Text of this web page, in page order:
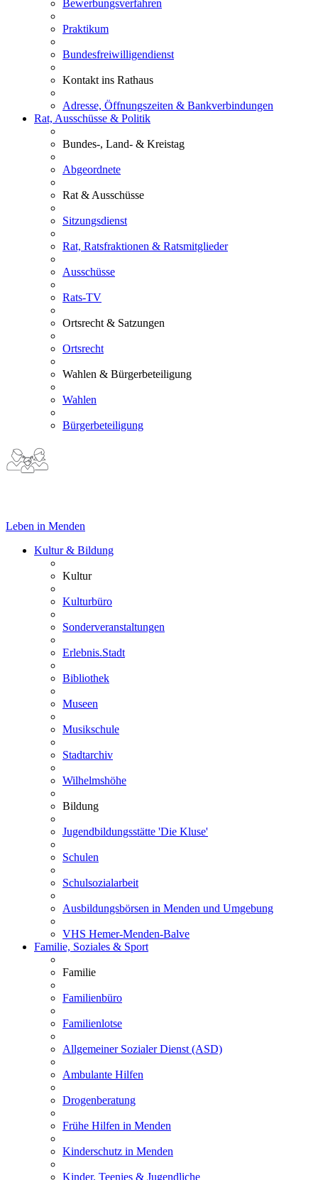
Bewerbungsverfahren
Praktikum
Bundesfreiwilligendienst
Kontakt ins Rathaus
Adresse, Öffnungszeiten & Bankverbindungen
Rat, Ausschüsse & Politik
Bundes-, Land- & Kreistag
Abgeordnete
Rat & Ausschüsse
Sitzungsdienst
Rat, Ratsfraktionen & Ratsmitglieder
Ausschüsse
Rats-TV
Ortsrecht & Satzungen
Ortsrecht
Wahlen & Bürgerbeteiligung
Wahlen
Bürgerbeteiligung
Leben in Menden
Kultur & Bildung
Kultur
Kulturbüro
Sonderveranstaltungen
Erlebnis.Stadt
Bibliothek
Museen
Musikschule
Stadtarchiv
Wilhelmshöhe
Bildung
Jugendbildungsstätte 'Die Kluse'
Schulen
Schulsozialarbeit
Ausbildungsbörsen in Menden und Umgebung
VHS Hemer-Menden-Balve
Familie, Soziales & Sport
Familie
Familienbüro
Familienlotse
Allgemeiner Sozialer Dienst (ASD)
Ambulante Hilfen
Drogenberatung
Frühe Hilfen in Menden
Kinderschutz in Menden
Kinder, Teenies & Jugendliche